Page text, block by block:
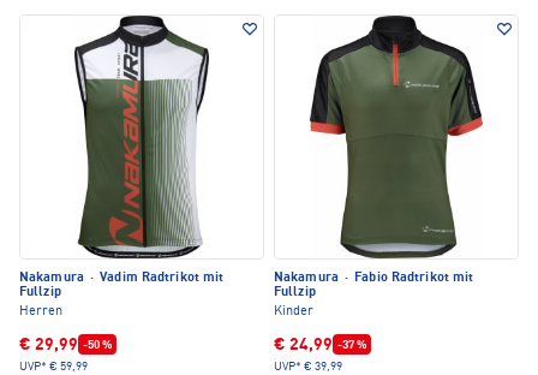
Nakamura · Vadim Radtrikot mit
Fullzip
Herren
€ 29,99 -50 %
UVP* € 59,99
Nakamura · Fabio Radtrikot mit
Fullzip
Kinder
€ 24,99 -37 %
UVP* € 39,99